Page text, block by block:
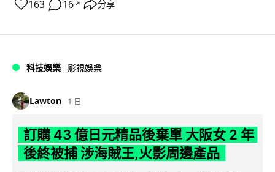
163 16 ↗ 分享
科技娛樂 影視娛樂
Lawton 1 日
訂購 43 億日元精品後棄單 大阪女 2 年
後終被捕 涉海賊王,火影周邊產品